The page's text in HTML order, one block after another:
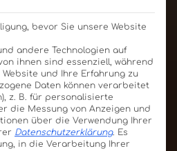
bevor Sie unsere Website
andere Technologien auf
ihnen sind essenziell, während
und Ihre Erfahrung zu
Daten können verarbeitet
z. B. für personalisierte
die Messung von Anzeigen und
über die Verwendung Ihrer
Datenschutzerklärung. Es
in die Verarbeitung Ihrer